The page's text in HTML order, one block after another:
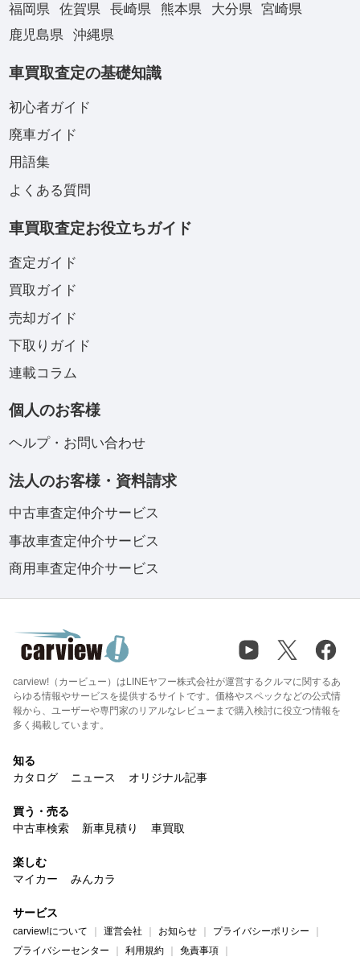
福岡県
佐賀県 長崎県 熊本県 大分県
宮崎県
鹿児島県
沖縄県
車買取査定の基礎知識
初心者ガイド
廃車ガイド
用語集
よくある質問
車買取査定お役立ちガイド
査定ガイド
買取ガイド
売却ガイド
下取りガイド
連載コラム
個人のお客様
ヘルプ・お問い合わせ
法人のお客様・資料請求
中古車査定仲介サービス
事故車査定仲介サービス
商用車査定仲介サービス
carview!（カービュー）はLINEヤフー株式会社が運営するクルマに関するあ
らゆる情報やサービスを提供するサイトです。価格やスペックなどの公式情
報から、ユーザーや専門家のリアルなレビューまで購入検討に役立つ情報を
多く掲載しています。
知る
カタログ
ニュース オリジナル記事
買う・売る
中古車検索
新車見積り 車買取
楽しむ
マイカー
みんカラ
サービス
carview!について 運営会社 お知らせ
プライバシーポリシー
プライバシーセンター
利用規約 免責事項